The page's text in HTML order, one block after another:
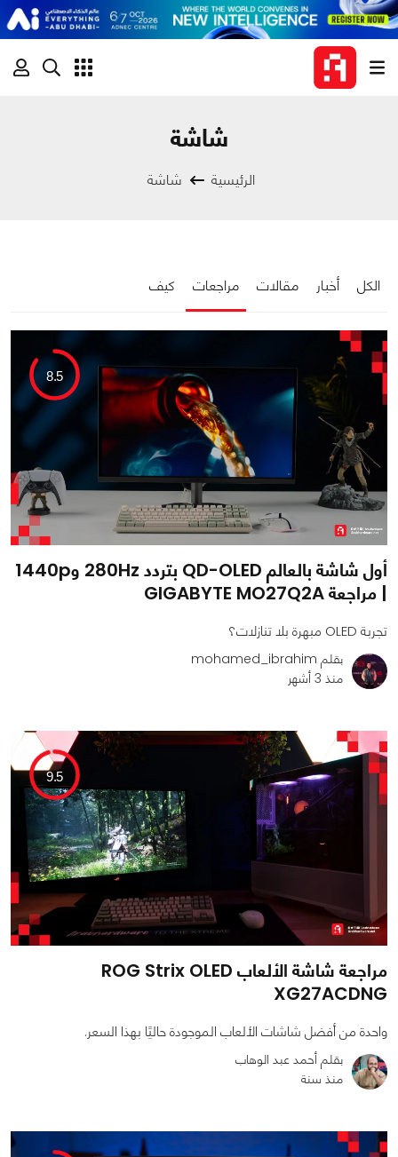
شاشة
الرئيسية شاشة
الكل أخبار مقالات مراجعات كيف
8.5
3089
أول شاشة بالعالم QD-OLED بتردد 280Hz و1440p
| مراجعة GIGABYTE MO27Q2A
تجربة OLED مبهرة بلا تنازلات؟
بقلم mohamed_ibrahim
منذ 3 أشهر
9.5
مراجعة شاشة الألعاب ROG Strix OLED
XG27ACDNG
واحدة من أفضل شاشات الألعاب الموجودة حاليًا بهذا السعر.
بقلم أحمد عبد الوهاب
منذ سنة